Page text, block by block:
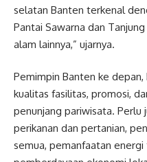
selatan Banten terkenal
Pantai Sawarna dan
alam lainnya,” ujarnya.
Pemimpin Banten ke
kualitas fasilitas, promosi,
penunjang pariwisata.
perikanan dan pertanian,
semua, pemanfaatan